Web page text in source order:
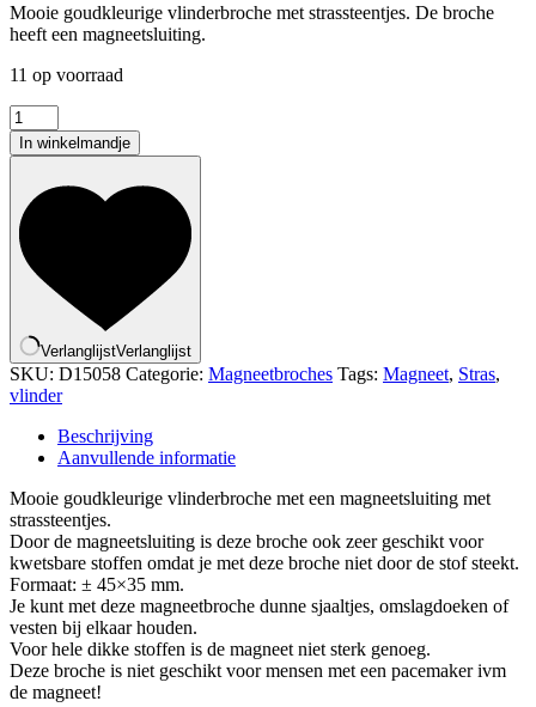
Mooie goudkleurige vlinderbroche met strassteentjes. De broche
heeft een magneetsluiting.
11 op voorraad
Magneetbroche
vlinder
goudkleur
In winkelmandje
VerlanglijstVerlanglijst
SKU: D15058 Categorie: Magneetbroches Tags: Magneet, Stras,
vlinder
Beschrijving
Aanvullende informatie
Mooie goudkleurige vlinderbroche met een magneetsluiting met
strassteentjes.
Door de magneetsluiting is deze broche ook zeer geschikt voor
kwetsbare stoffen omdat je met deze broche niet door de stof steekt.
Formaat: ± 45×35 mm.
Je kunt met deze magneetbroche dunne sjaaltjes, omslagdoeken of
vesten bij elkaar houden.
Voor hele dikke stoffen is de magneet niet sterk genoeg.
Deze broche is niet geschikt voor mensen met een pacemaker ivm
de magneet!